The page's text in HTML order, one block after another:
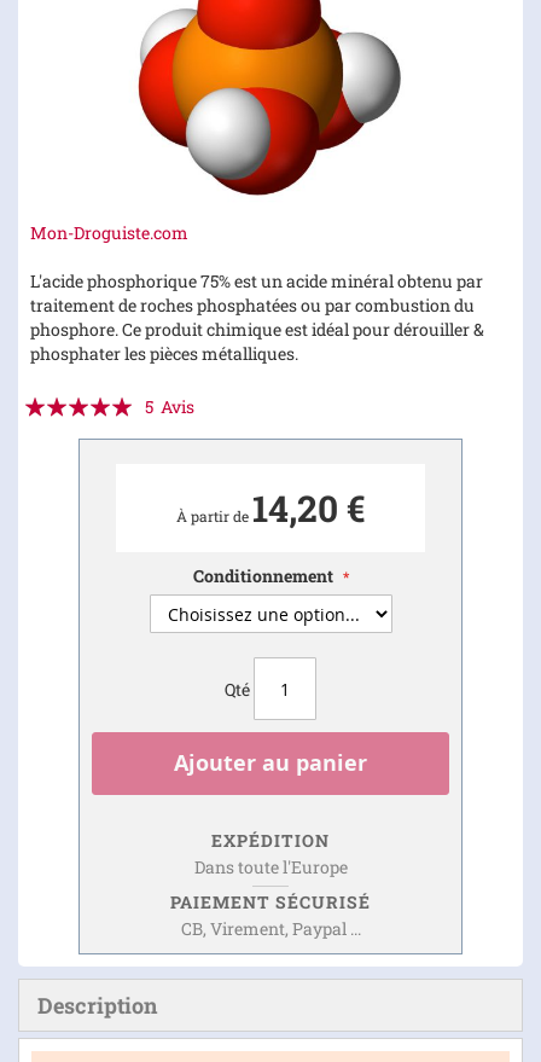
Mon-Droguiste.com
L'acide phosphorique 75% est un acide minéral obtenu par
traitement de roches phosphatées ou par combustion du
phosphore. Ce produit chimique est idéal pour dérouiller &
phosphater les pièces métalliques.
Évaluation:
5 Avis
À partir de 14,20 €
Conditionnement
Qté
Ajouter au panier
EXPÉDITION
Dans toute l'Europe
PAIEMENT SÉCURISÉ
CB, Virement, Paypal ...
Skip
the
beginning
of
the
gallery
Description